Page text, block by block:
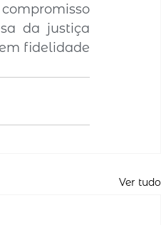
da justiça
fidelidade
Ver tudo